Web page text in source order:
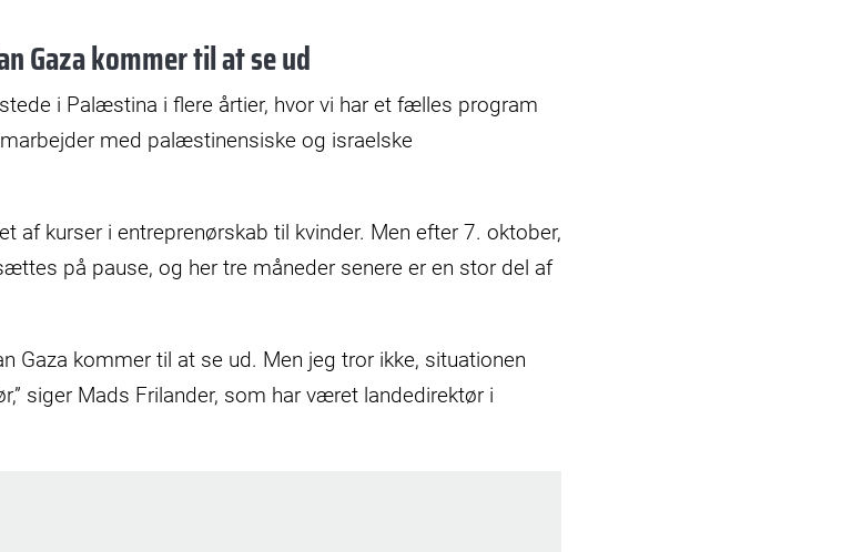
Gaza kommer til at se ud
i Palæstina i flere årtier, hvor vi har et fælles program
med palæstinensiske og israelske
af kurser i entreprenørskab til kvinder. Men efter 7. oktober,
på pause, og her tre måneder senere er en stor del af
Gaza kommer til at se ud. Men jeg tror ikke, situationen
siger Mads Frilander, som har været landedirektør i